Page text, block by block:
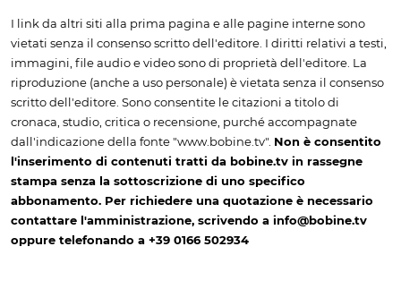
I link da altri siti alla prima pagina e alle pagine interne sono
vietati senza il consenso scritto dell'editore. I diritti relativi a testi,
immagini, file audio e video sono di proprietà dell'editore. La
riproduzione (anche a uso personale) è vietata senza il consenso
scritto dell'editore. Sono consentite le citazioni a titolo di
cronaca, studio, critica o recensione, purché accompagnate
dall'indicazione della fonte "www.bobine.tv". Non è consentito
l'inserimento di contenuti tratti da bobine.tv in rassegne
stampa senza la sottoscrizione di uno specifico
abbonamento. Per richiedere una quotazione è necessario
contattare l'amministrazione, scrivendo a info@bobine.tv
oppure telefonando a +39 0166 502934